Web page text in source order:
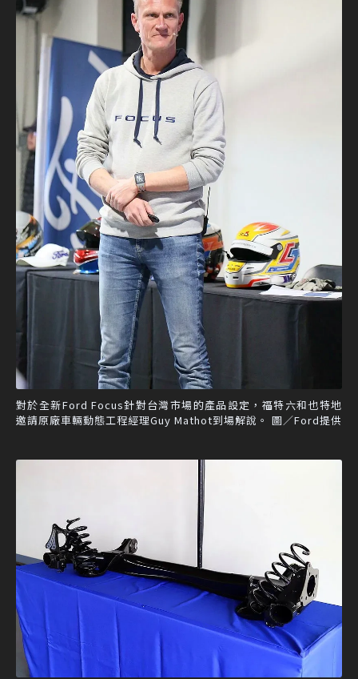
對於全新Ford Focus針對台灣市場的產品設定，福特六和也特地
邀請原廠車輛動態工程經理Guy Mathot到場解說。 圖／Ford提供